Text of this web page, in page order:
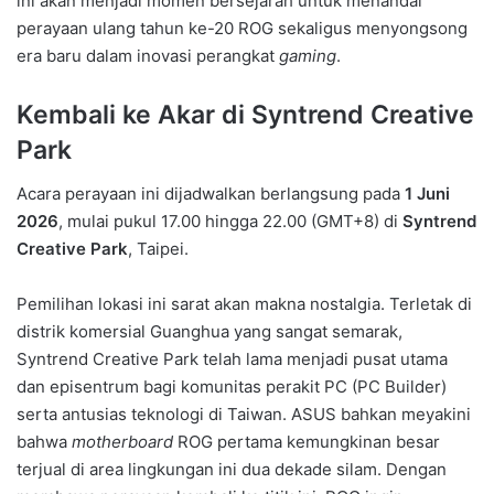
perayaan ulang tahun ke-20 ROG sekaligus menyongsong
era baru dalam inovasi perangkat gaming.
Kembali ke Akar di Syntrend Creative
Park
Acara perayaan ini dijadwalkan berlangsung pada 1 Juni
2026, mulai pukul 17.00 hingga 22.00 (GMT+8) di Syntrend
Creative Park, Taipei.
Pemilihan lokasi ini sarat akan makna nostalgia. Terletak di
distrik komersial Guanghua yang sangat semarak,
Syntrend Creative Park telah lama menjadi pusat utama
dan episentrum bagi komunitas perakit PC (PC Builder)
serta antusias teknologi di Taiwan. ASUS bahkan meyakini
bahwa motherboard ROG pertama kemungkinan besar
terjual di area lingkungan ini dua dekade silam. Dengan